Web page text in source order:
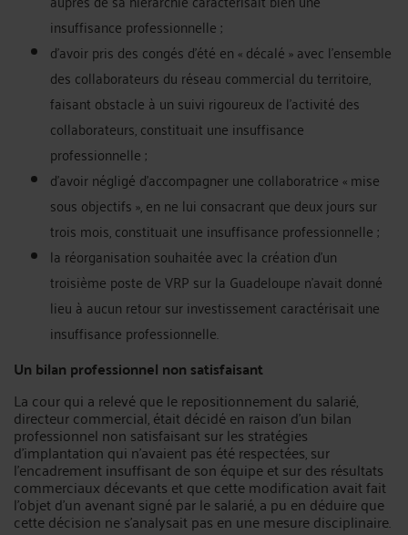
insuffisance professionnelle ;
d’avoir pris des congés d’été en « décalé » avec l’ensemble
des collaborateurs du réseau commercial du territoire,
faisant obstacle à un suivi rigoureux de l’activité des
collaborateurs, constituait une insuffisance
professionnelle ;
d’avoir négligé d’accompagner une collaboratrice « mise
sous objectifs », en ne lui consacrant que deux jours sur
trois mois, constituait une insuffisance professionnelle ;
la réorganisation souhaitée avec la création d’un
troisième poste de VRP sur la Guadeloupe n’avait donné
lieu à aucun retour sur investissement caractérisait une
insuffisance professionnelle.
Un bilan professionnel non satisfaisant
La cour qui a relevé que le repositionnement du salarié,
directeur commercial, était décidé en raison d’un bilan
professionnel non satisfaisant sur les stratégies
d’implantation qui n’avaient pas été respectées, sur
l’encadrement insuffisant de son équipe et sur des résultats
commerciaux décevants et que cette modification avait fait
l’objet d’un avenant signé par le salarié, a pu en déduire que
cette décision ne s’analysait pas en une mesure disciplinaire.